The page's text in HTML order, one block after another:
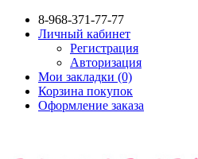
8-968-371-77-77
Личный кабинет
Регистрация
Авторизация
Мои закладки (0)
Корзина покупок
Оформление заказа